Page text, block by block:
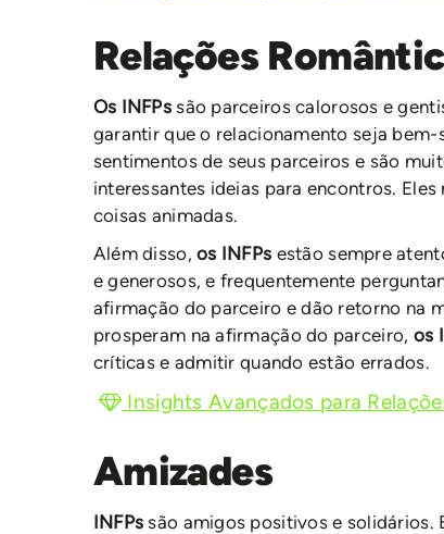
Relações
Os INFPs são parceiros calorosos e
garantir que o relacionamento seja
sentimentos de seus parceiros e são
interessantes ideias para encontros.
coisas animadas.
Além disso,os INFPs estão sempre
e generosos, e frequentemente
afirmação do parceiro e dão retorno na
prosperam na afirmação do parceiro, os
críticas e admitir quando estão errados.
Insights Avançados para
Amizades
INFPs são amigos positivos e solidários.